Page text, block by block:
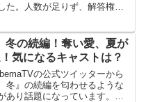
た。人数が足りず、解答権の
ヤラセ発覚！フジテレビで放
るクイズ番...
冬の続編！奪い愛、夏が
気になるキャストは？
の公式ツイッターから
冬』の続編を匂わせるような
あり話題になっています。ま